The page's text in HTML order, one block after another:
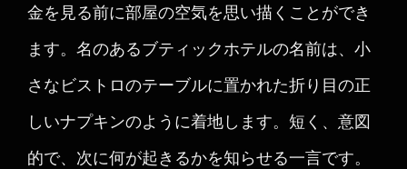
金を見る前に部屋の空気を思い描くことができ
ます。名のあるブティックホテルの名前は、小
さなビストロのテーブルに置かれた折り目の正
しいナプキンのように着地します。短く、意図
的で、次に何が起きるかを知らせる一言です。